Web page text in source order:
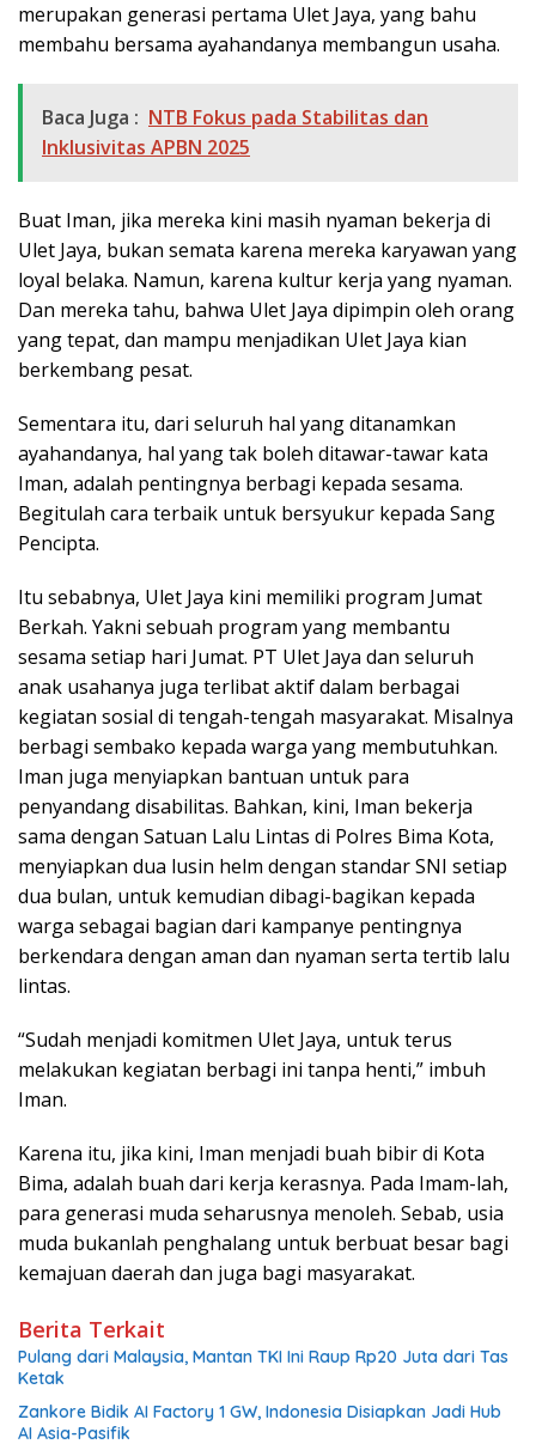
merupakan generasi pertama Ulet Jaya, yang bahu
membahu bersama ayahandanya membangun usaha.
Baca Juga : NTB Fokus pada Stabilitas dan
Inklusivitas APBN 2025
Buat Iman, jika mereka kini masih nyaman bekerja di
Ulet Jaya, bukan semata karena mereka karyawan yang
loyal belaka. Namun, karena kultur kerja yang nyaman.
Dan mereka tahu, bahwa Ulet Jaya dipimpin oleh orang
yang tepat, dan mampu menjadikan Ulet Jaya kian
berkembang pesat.
Sementara itu, dari seluruh hal yang ditanamkan
ayahandanya, hal yang tak boleh ditawar-tawar kata
Iman, adalah pentingnya berbagi kepada sesama.
Begitulah cara terbaik untuk bersyukur kepada Sang
Pencipta.
Itu sebabnya, Ulet Jaya kini memiliki program Jumat
Berkah. Yakni sebuah program yang membantu
sesama setiap hari Jumat. PT Ulet Jaya dan seluruh
anak usahanya juga terlibat aktif dalam berbagai
kegiatan sosial di tengah-tengah masyarakat. Misalnya
berbagi sembako kepada warga yang membutuhkan.
Iman juga menyiapkan bantuan untuk para
penyandang disabilitas. Bahkan, kini, Iman bekerja
sama dengan Satuan Lalu Lintas di Polres Bima Kota,
menyiapkan dua lusin helm dengan standar SNI setiap
dua bulan, untuk kemudian dibagi-bagikan kepada
warga sebagai bagian dari kampanye pentingnya
berkendara dengan aman dan nyaman serta tertib lalu
lintas.
“Sudah menjadi komitmen Ulet Jaya, untuk terus
melakukan kegiatan berbagi ini tanpa henti,” imbuh
Iman.
Karena itu, jika kini, Iman menjadi buah bibir di Kota
Bima, adalah buah dari kerja kerasnya. Pada Imam-lah,
para generasi muda seharusnya menoleh. Sebab, usia
muda bukanlah penghalang untuk berbuat besar bagi
kemajuan daerah dan juga bagi masyarakat.
Berita Terkait
Pulang dari Malaysia, Mantan TKI Ini Raup Rp20 Juta dari Tas
Ketak
Zankore Bidik AI Factory 1 GW, Indonesia Disiapkan Jadi Hub
AI Asia-Pasifik